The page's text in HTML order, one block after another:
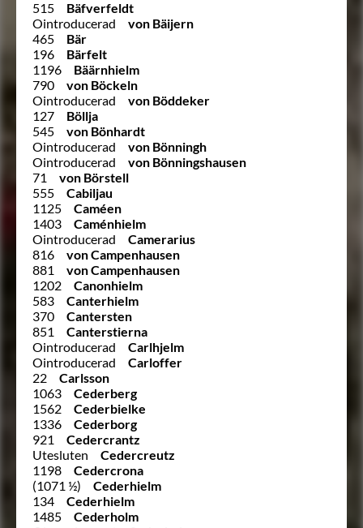
515
Bäfverfeldt
Ointroducerad
von Bäijern
465
Bär
196
Bärfelt
1196
Bäärnhielm
790
von Böckeln
Ointroducerad
von Böddeker
127
Böllja
545
von Bönhardt
Ointroducerad
von Bönningh
Ointroducerad
von Bönningshausen
71
von Börstell
555
Cabiljau
1125
Caméen
1403
Caménhielm
Ointroducerad
Camerarius
816
von Campenhausen
881
von Campenhausen
1202
Canonhielm
583
Canterhielm
370
Cantersten
851
Canterstierna
Ointroducerad
Carlhjelm
Ointroducerad
Carloffer
22
Carlsson
1063
Cederberg
1562
Cederbielke
1336
Cederborg
921
Cedercrantz
Utesluten
Cedercreutz
1198
Cedercrona
(1071 ½)
Cederhielm
134
Cederhielm
1485
Cederholm